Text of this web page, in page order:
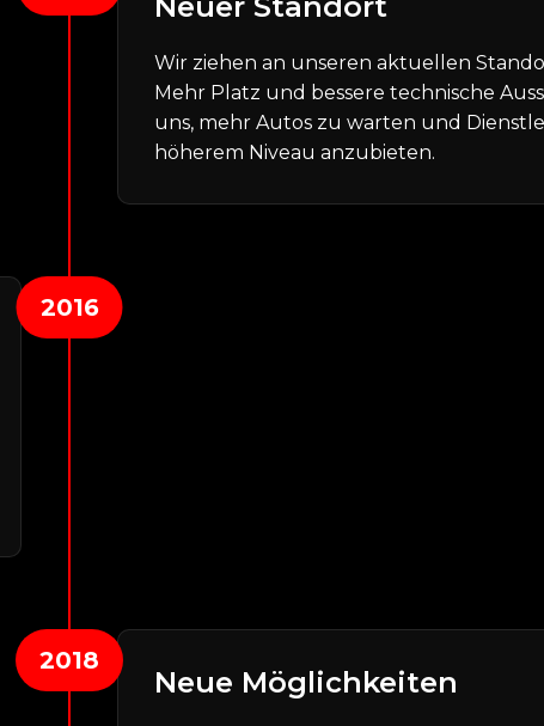
Wir ziehen an unseren aktuellen
Mehr Platz und bessere technische
uns, mehr Autos zu warten und
höherem Niveau anzubieten.
2016
2018
Neue Möglichkeiten